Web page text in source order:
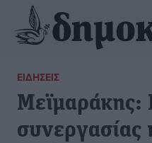
ΕΙΔΉΣΕΙΣ
Μεϊμαράκης:
συνεργασίας